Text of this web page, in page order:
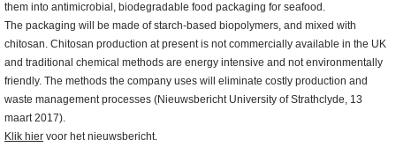
them into antimicrobial, biodegradable food packaging for seafood.
The packaging will be made of starch-based biopolymers, and mixed with
chitosan. Chitosan production at present is not commercially available in the UK
and traditional chemical methods are energy intensive and not environmentally
friendly. The methods the company uses will eliminate costly production and
waste management processes (Nieuwsbericht University of Strathclyde, 13
maart 2017).
Klik hier voor het nieuwsbericht.